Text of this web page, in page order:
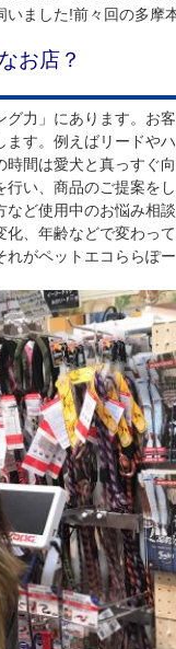
ました!前々回の多摩
お店？
力」にあります。お
す。例えばリードや
間は愛犬と真っすぐ
い、商品のご提案を
ど使用中のお悩み相
、年齢などで変わっ
がペットエコららぽ